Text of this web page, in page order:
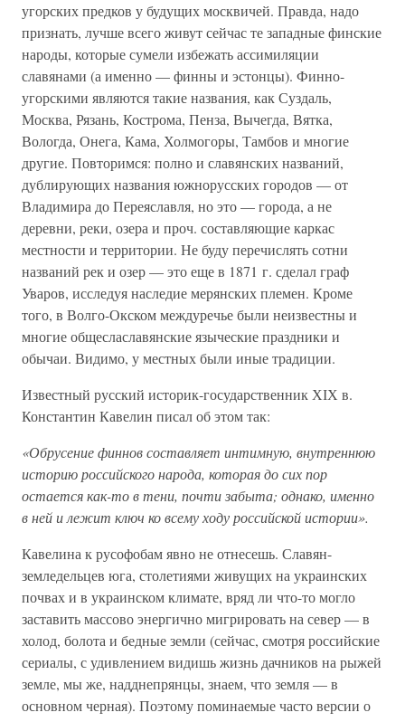
угорских предков у будущих москвичей. Правда, надо
признать, лучше всего живут сейчас те западные финские
народы, которые сумели избежать ассимиляции
славянами (а именно — финны и эстонцы). Финно-
угорскими являются такие названия, как Суздаль,
Москва, Рязань, Кострома, Пенза, Вычегда, Вятка,
Вологда, Онега, Кама, Холмогоры, Тамбов и многие
другие. Повторимся: полно и славянских названий,
дублирующих названия южнорусских городов — от
Владимира до Переяславля, но это — города, а не
деревни, реки, озера и проч. составляющие каркас
местности и территории. Не буду перечислять сотни
названий рек и озер — это еще в 1871 г. сделал граф
Уваров, исследуя наследие мерянских племен. Кроме
того, в Волго-Окском междуречье были неизвестны и
многие общеслаславянские языческие праздники и
обычаи. Видимо, у местных были иные традиции.
Известный русский историк-государственник ХІХ в.
Константин Кавелин писал об этом так:
«Обрусение финнов составляет интимную, внутреннюю
историю российского народа, которая до сих пор
остается как-то в тени, почти забыта; однако, именно
в ней и лежит ключ ко всему ходу российской истории».
Кавелина к русофобам явно не отнесешь. Славян-
земледельцев юга, столетиями живущих на украинских
почвах и в украинском климате, вряд ли что-то могло
заставить массово энергично мигрировать на север — в
холод, болота и бедные земли (сейчас, смотря российские
сериалы, с удивлением видишь жизнь дачников на рыжей
земле, мы же, надднепрянцы, знаем, что земля — в
основном черная). Поэтому поминаемые часто версии о